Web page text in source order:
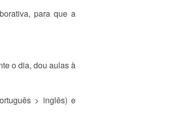
para que a
o dia, dou aulas à
> inglês) e